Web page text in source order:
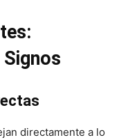
directamente a lo